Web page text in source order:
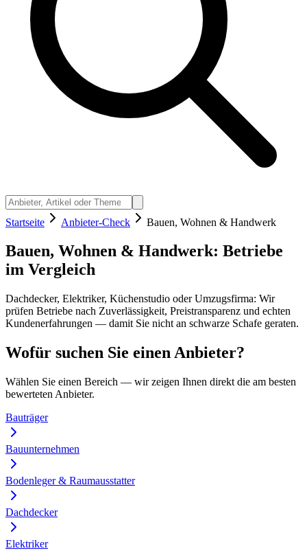
Startseite Anbieter-Check Bauen, Wohnen & Handwerk
Bauen, Wohnen & Handwerk: Betriebe
im Vergleich
Dachdecker, Elektriker, Küchenstudio oder Umzugsfirma: Wir
prüfen Betriebe nach Zuverlässigkeit, Preistransparenz und echten
Kundenerfahrungen — damit Sie nicht an schwarze Schafe geraten.
Wofür suchen Sie einen Anbieter?
Wählen Sie einen Bereich — wir zeigen Ihnen direkt die am besten
bewerteten Anbieter.
Bauträger
Bauunternehmen
Bodenleger & Raumausstatter
Dachdecker
Elektriker